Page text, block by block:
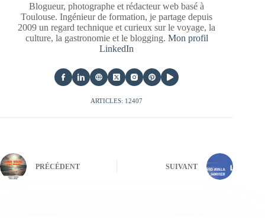
Blogueur, photographe et rédacteur web basé à
Toulouse. Ingénieur de formation, je partage depuis
2009 un regard technique et curieux sur le voyage, la
culture, la gastronomie et le blogging. Mon profil
LinkedIn
ARTICLES: 12407
PRÉCÉDENT SUIVANT